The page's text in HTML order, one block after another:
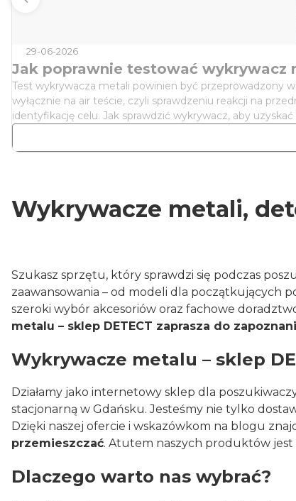
29-06-2026
Jak poprawnie testować wykrywacz
Test wykrywacza metali powinien być przeprowadzony
wyłącznie na air teście, czyli sprawdzeniu reakcji na
identyfikację celu. Jak sprawdzić wykrywacz, aby
Wykrywacze metali,
Szukasz sprzętu, który sprawdzi się podczas
zaawansowania – od modeli dla
szeroki wybór akcesoriów oraz fachowe
metalu – sklep DETECT zaprasza do
Wykrywacze metalu – sklep
Działamy jako internetowy sklep dla
stacjonarną w Gdańsku. Jesteśmy nie tylko
Dzięki naszej ofercie i wskazówkom na blogu
przemieszczać. Atutem naszych produktów
Dlaczego warto nas wybrać?